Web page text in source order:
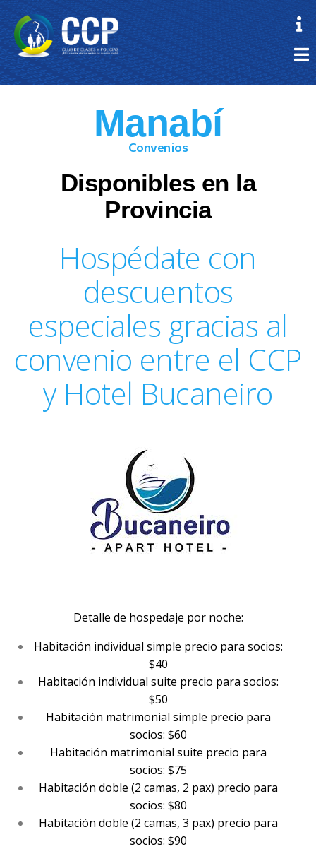
Manabí
Convenios
Disponibles en la
Provincia
Hospédate con
descuentos
especiales gracias al
convenio entre el CCP
y Hotel Bucaneiro
Detalle de hospedaje por noche:
Habitación individual simple precio para socios:
$40
Habitación individual suite precio para socios:
$50
Habitación matrimonial simple precio para
socios: $60
Habitación matrimonial suite precio para
socios: $75
Habitación doble (2 camas, 2 pax) precio para
socios: $80
Habitación doble (2 camas, 3 pax) precio para
socios: $90